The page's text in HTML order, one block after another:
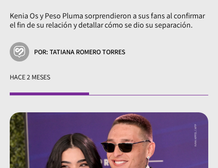
Kenia Os y Peso Pluma sorprendieron a sus fans al confirmar
el fin de su relación y detallar cómo se dio su separación.
POR: TATIANA ROMERO TORRES
HACE 2 MESES